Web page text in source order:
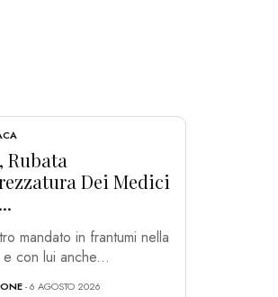
Rubata
Dei Medici
mandato in frantumi nella
con lui anche...
- 6 AGOSTO 2026